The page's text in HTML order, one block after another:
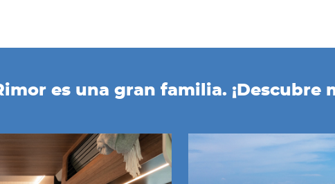
es una gran familia. ¡Descubre